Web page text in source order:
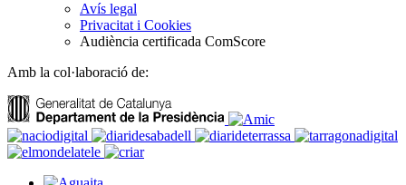
Avís legal
Privacitat i Cookies
Audiència certificada ComScore
Amb la col·laboració de: